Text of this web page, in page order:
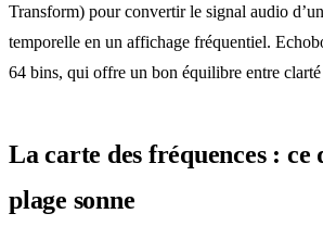
Transform) pour convertir le signal audio
temporelle en un affichage fréquentiel.
64 bins, qui offre un bon équilibre entre
La carte des fréquences : ce
plage sonne